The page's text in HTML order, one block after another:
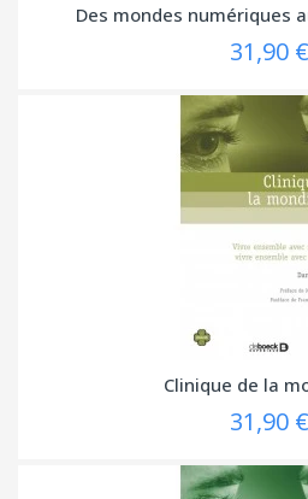
Des mondes numériques
31,90 €
Clinique de la
31,90 €